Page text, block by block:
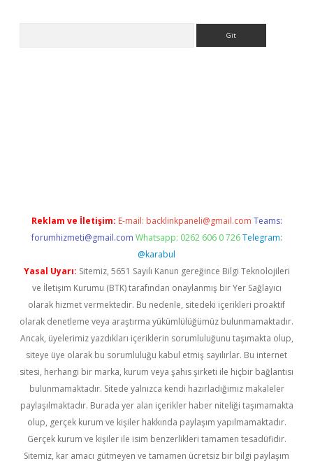
Reklam ve İletişim: E-mail: backlinkpaneli@gmail.com Teams:
forumhizmeti@gmail.com Whatsapp: 0262 606 0 726 Telegram:
@karabul
Yasal Uyarı: Sitemiz, 5651 Sayılı Kanun gereğince Bilgi Teknolojileri
ve İletişim Kurumu (BTK) tarafından onaylanmış bir Yer Sağlayıcı
olarak hizmet vermektedir. Bu nedenle, sitedeki içerikleri proaktif
olarak denetleme veya araştırma yükümlülüğümüz bulunmamaktadır.
Ancak, üyelerimiz yazdıkları içeriklerin sorumluluğunu taşımakta olup,
siteye üye olarak bu sorumluluğu kabul etmiş sayılırlar. Bu internet
sitesi, herhangi bir marka, kurum veya şahıs şirketi ile hiçbir bağlantısı
bulunmamaktadır. Sitede yalnızca kendi hazırladığımız makaleler
paylaşılmaktadır. Burada yer alan içerikler haber niteliği taşımamakta
olup, gerçek kurum ve kişiler hakkında paylaşım yapılmamaktadır.
Gerçek kurum ve kişiler ile isim benzerlikleri tamamen tesadüfidir.
Sitemiz, kar amacı gütmeyen ve tamamen ücretsiz bir bilgi paylaşım